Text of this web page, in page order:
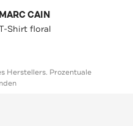
MARC CAIN
Shirt floral
Herstellers. Prozentuale